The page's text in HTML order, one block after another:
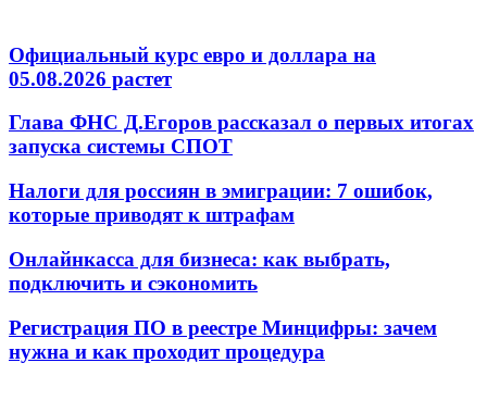
Официальный курс евро и доллара на
05.08.2026 растет
Глава ФНС Д.Егоров рассказал о первых итогах
запуска системы СПОТ
Налоги для россиян в эмиграции: 7 ошибок,
которые приводят к штрафам
Онлайнкасса для бизнеса: как выбрать,
подключить и сэкономить
Регистрация ПО в реестре Минцифры: зачем
нужна и как проходит процедура